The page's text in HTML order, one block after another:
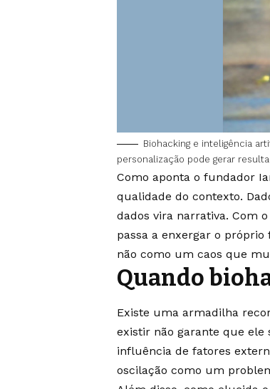
Biohacking e inteligência
personalização pode gerar
Como aponta o fundador
qualidade do contexto.
dados vira narrativa. Com
passa a enxergar o
não como um caos que
Quando
Existe uma armadilha
existir não garante que ele
influência de fatores
oscilação como um